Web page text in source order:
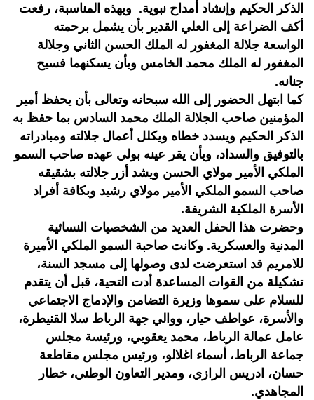
الذكر الحكيم وإنشاد أمداح نبوية. وبهذه المناسبة، رفعت
أكف الضراعة إلى العلي القدير بأن يشمل برحمته
الواسعة جلالة المغفور له الملك الحسن الثاني وجلالة
المغفور له الملك محمد الخامس وبأن يسكنهما فسيح
جنانه.
كما ابتهل الحضور إلى الله سبحانه وتعالى بأن يحفظ أمير
المؤمنين صاحب الجلالة الملك محمد السادس بما حفظ به
الذكر الحكيم ويسدد خطاه ويكلل أعمال جلالته ومبادراته
بالتوفيق والسداد، وبأن يقر عينه بولي عهده صاحب السمو
الملكي الأمير مولاي الحسن ويشد أزر جلالته بشقيقه
صاحب السمو الملكي الأمير مولاي رشيد وبكافة أفراد
الأسرة الملكية الشريفة.
وحضرت هذا الحفل العديد من الشخصيات النسائية
المدنية والعسكرية. وكانت صاحبة السمو الملكي الأميرة
للامريم قد استعرضت لدى وصولها إلى مسجد السنة،
تشكيلة من القوات المساعدة أدت التحية، قبل أن يتقدم
للسلام على سموها وزيرة التضامن والإدماج الاجتماعي
والأسرة، عواطف حيار، ووالي جهة الرباط سلا القنيطرة،
عامل عمالة الرباط، محمد يعقوبي، ورئيسة مجلس
جماعة الرباط، أسماء اغلالو، ورئيس مجلس مقاطعة
حسان، ادريس الرازي، ومدير التعاون الوطني، خطار
المجاهدي.